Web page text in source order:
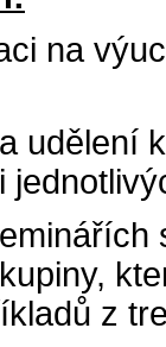
na
udělení
z